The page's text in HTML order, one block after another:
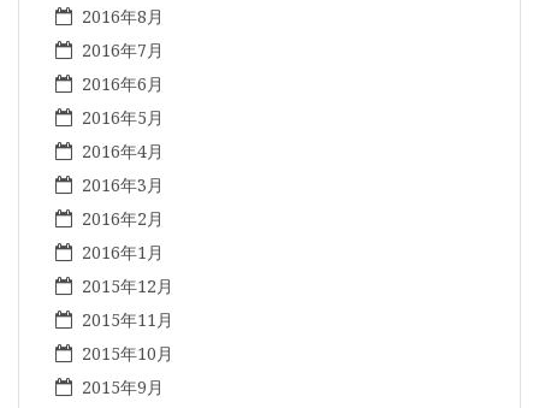
2016年8月
2016年7月
2016年6月
2016年5月
2016年4月
2016年3月
2016年2月
2016年1月
2015年12月
2015年11月
2015年10月
2015年9月